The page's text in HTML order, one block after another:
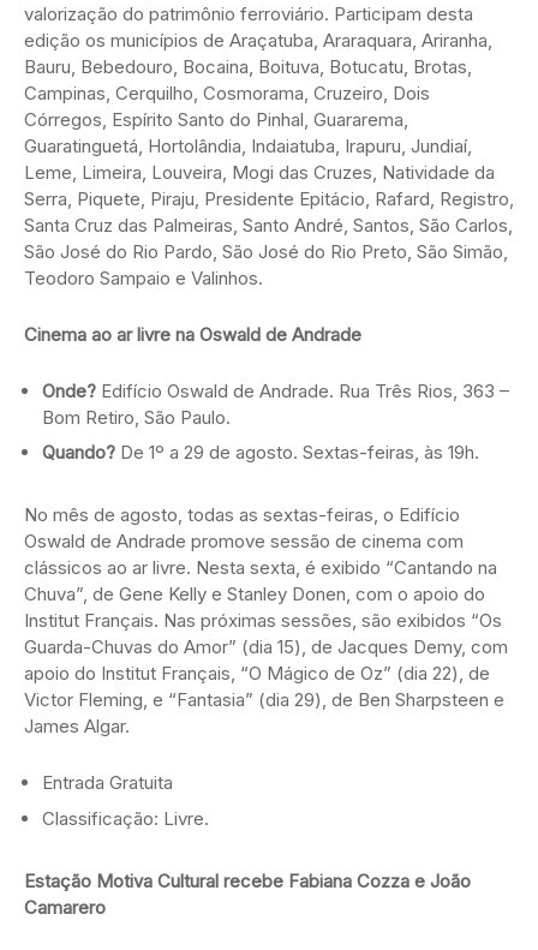
valorização do patrimônio ferroviário. Participam desta
edição os municípios de Araçatuba, Araraquara, Ariranha,
Bauru, Bebedouro, Bocaina, Boituva, Botucatu, Brotas,
Campinas, Cerquilho, Cosmorama, Cruzeiro, Dois
Córregos, Espírito Santo do Pinhal, Guararema,
Guaratinguetá, Hortolândia, Indaiatuba, Irapuru, Jundiaí,
Leme, Limeira, Louveira, Mogi das Cruzes, Natividade da
Serra, Piquete, Piraju, Presidente Epitácio, Rafard, Registro,
Santa Cruz das Palmeiras, Santo André, Santos, São Carlos,
São José do Rio Pardo, São José do Rio Preto, São Simão,
Teodoro Sampaio e Valinhos.
Cinema ao ar livre na Oswald de Andrade
Onde? Edifício Oswald de Andrade. Rua Três Rios, 363 –
Bom Retiro, São Paulo.
Quando? De 1º a 29 de agosto. Sextas-feiras, às 19h.
No mês de agosto, todas as sextas-feiras, o Edifício
Oswald de Andrade promove sessão de cinema com
clássicos ao ar livre. Nesta sexta, é exibido “Cantando na
Chuva”, de Gene Kelly e Stanley Donen, com o apoio do
Institut Français. Nas próximas sessões, são exibidos “Os
Guarda-Chuvas do Amor” (dia 15), de Jacques Demy, com
apoio do Institut Français, “O Mágico de Oz” (dia 22), de
Victor Fleming, e “Fantasia” (dia 29), de Ben Sharpsteen e
James Algar.
Entrada Gratuita
Classificação: Livre.
Estação Motiva Cultural recebe Fabiana Cozza e João
Camarero